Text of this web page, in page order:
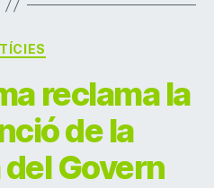
s
A
p
p
m
te
ix
Categories
reclama la
de la
Govern